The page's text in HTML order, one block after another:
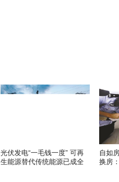
光伏发电“一毛钱一度” 可再
生能源替代传统能源已成全
自如
换房